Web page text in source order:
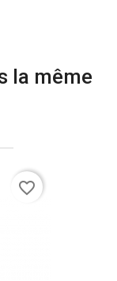
la même
favorite_border